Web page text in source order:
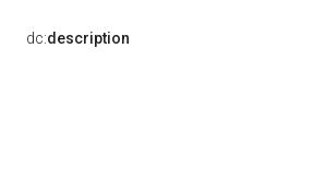
dc:description